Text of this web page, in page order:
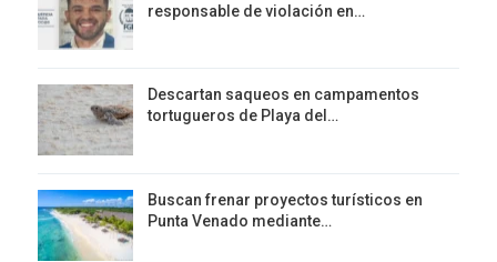
responsable de violación en…
Descartan saqueos en campamentos
tortugueros de Playa del…
Buscan frenar proyectos turísticos en
Punta Venado mediante…